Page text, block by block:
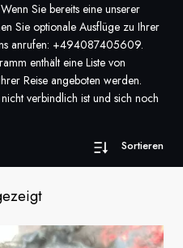
Sie bereits eine unserer
Sie optionale Ausflüge zu Ihrer
anrufen: +494087405609.
enthält eine Liste von
Reise angeboten werden.
verbindlich ist und sich noch
Sortieren